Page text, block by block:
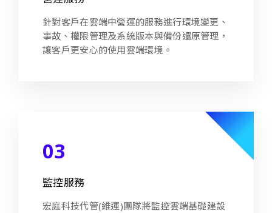
針對客戶在雲端中營運的服務進行環境變更、
事故、權限管理及系統版本與備份還原管理，
讓客戶更安心的使用雲端環境。
03
監控服務
宏庭科技代管(維運)團隊將監控雲端基礎建設